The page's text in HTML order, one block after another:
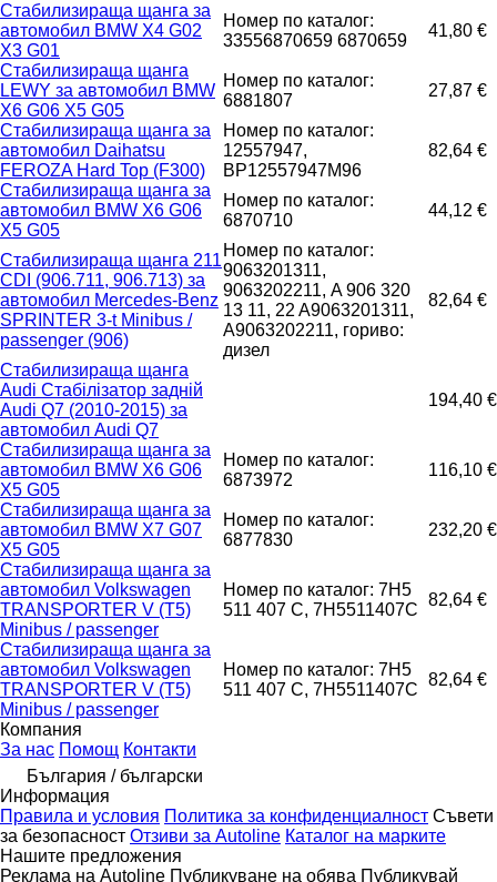
Стабилизираща щанга за
автомобил BMW X4 G02
X3 G01
Номер по каталог:
33556870659 6870659
41,80 €
Стабилизираща щанга
LEWY за автомобил BMW
X6 G06 X5 G05
Номер по каталог:
6881807
27,87 €
Стабилизираща щанга за
автомобил Daihatsu
FEROZA Hard Top (F300)
Номер по каталог:
12557947,
BP12557947M96
82,64 €
Стабилизираща щанга за
автомобил BMW X6 G06
X5 G05
Номер по каталог:
6870710
44,12 €
Стабилизираща щанга 211
CDI (906.711, 906.713) за
автомобил Mercedes-Benz
SPRINTER 3-t Minibus /
passenger (906)
Номер по каталог:
9063201311,
9063202211, A 906 320
13 11, 22 A9063201311,
A9063202211, гориво:
дизел
82,64 €
Стабилизираща щанга
Audi Стабілізатор задній
Audi Q7 (2010-2015) за
автомобил Audi Q7
194,40 €
Стабилизираща щанга за
автомобил BMW X6 G06
X5 G05
Номер по каталог:
6873972
116,10 €
Стабилизираща щанга за
автомобил BMW X7 G07
X5 G05
Номер по каталог:
6877830
232,20 €
Стабилизираща щанга за
автомобил Volkswagen
TRANSPORTER V (T5)
Minibus / passenger
Номер по каталог: 7H5
511 407 C, 7H5511407C
82,64 €
Стабилизираща щанга за
автомобил Volkswagen
TRANSPORTER V (T5)
Minibus / passenger
Номер по каталог: 7H5
511 407 C, 7H5511407C
82,64 €
Компания
За нас Помощ Контакти
България / български
Информация
Правила и условия Политика за конфиденциалност Съвети
за безопасност Отзиви за Autoline Каталог на марките
Нашите предложения
Реклама на Autoline Публикуване на обява Публикувай